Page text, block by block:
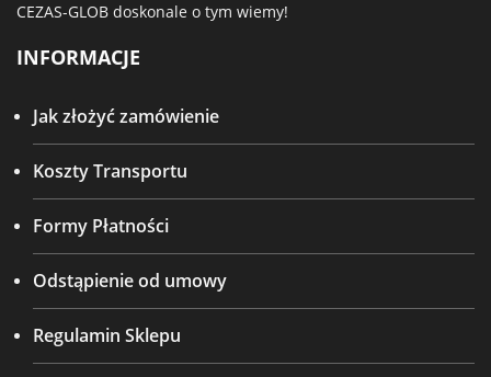
CEZAS-GLOB doskonale o tym wiemy!
INFORMACJE
Jak złożyć zamówienie
Koszty Transportu
Formy Płatności
Odstąpienie od umowy
Regulamin Sklepu